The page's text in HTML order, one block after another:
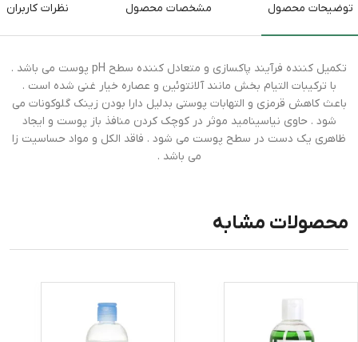
توضیحات محصول مشخصات محصول نظرات کاربران
تکمیل کننده فرآیند پاکسازی و متعادل کننده سطح pH پوست می باشد .
با ترکیبات التیام بخش مانند آلانتوئین و عصاره خیار غنی شده است .
باعث کاهش قرمزی و التهابات پوستی بدلیل دارا بودن زینک گلوکونات می
شود . حاوی نیاسینامید موثر در کوچک کردن منافذ باز پوست و ایجاد
ظاهری یک دست در سطح پوست می شود . فاقد الکل و مواد حساسیت زا
می باشد .
محصولات مشابه